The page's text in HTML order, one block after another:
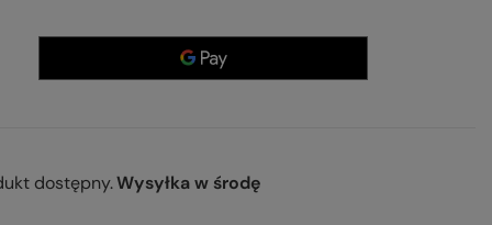
dostępny Wysyłkaw środę